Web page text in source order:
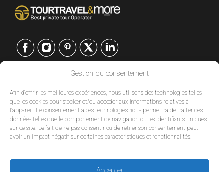
Gestion du consentement
Afin d'offrir les meilleures expériences, nous utilisons des technologies telles
que les cookies pour stocker et/ou accéder aux informations relatives à
l'appareil. Le consentement à ces technologies nous permettra de traiter des
données telles que le comportement de navigation ou les identifiants uniques
sur ce site. Le fait de ne pas consentir ou de retirer son consentement peut
avoir un impact négatif sur certaines caractéristiques et fonctionnalités.
Accepter
SERVICES
EUROPE |
USA |
EUROPE
USA